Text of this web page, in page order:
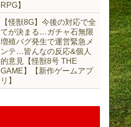
RPG】
【怪獣8G】今後の対応で全
てが決まる…ガチャ石無限
増殖バグ発生で運営緊急メ
ンテ…皆んなの反応&個人
的意見【怪獣8号 THE
GAME】【新作ゲームアプ
リ】